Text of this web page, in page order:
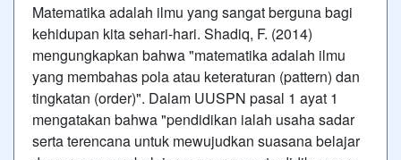
Matematika adalah ilmu yang sangat berguna bagi
kehidupan kita sehari-hari. Shadiq, F. (2014)
mengungkapkan bahwa "matematika adalah ilmu
yang membahas pola atau keteraturan (pattern) dan
tingkatan (order)". Dalam UUSPN pasal 1 ayat 1
mengatakan bahwa "pendidikan ialah usaha sadar
serta terencana untuk mewujudkan suasana belajar